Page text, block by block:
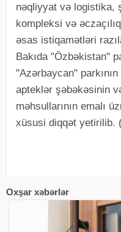
nəqliyyat və logistika,
kompleksi və
əsas istiqamətləri
Bakıda "Özbəkistan"
"Azərbaycan"
apteklər şəbəkəsinin
məhsullarının emalı
xüsusi diqqət yetirilib.
Oxşar xəbərlər